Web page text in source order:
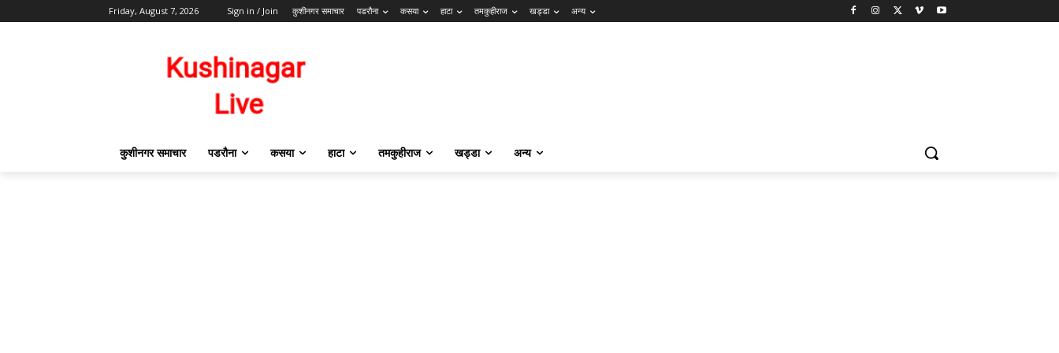
Friday, August 7, 2026 Sign in / Join कुशीनगर समाचार पडरौना कसया हाटा तमकुहीराज खड्डा अन्य
कुशीनगर समाचार पडरौना कसया हाटा तमकुहीराज खड्डा अन्य